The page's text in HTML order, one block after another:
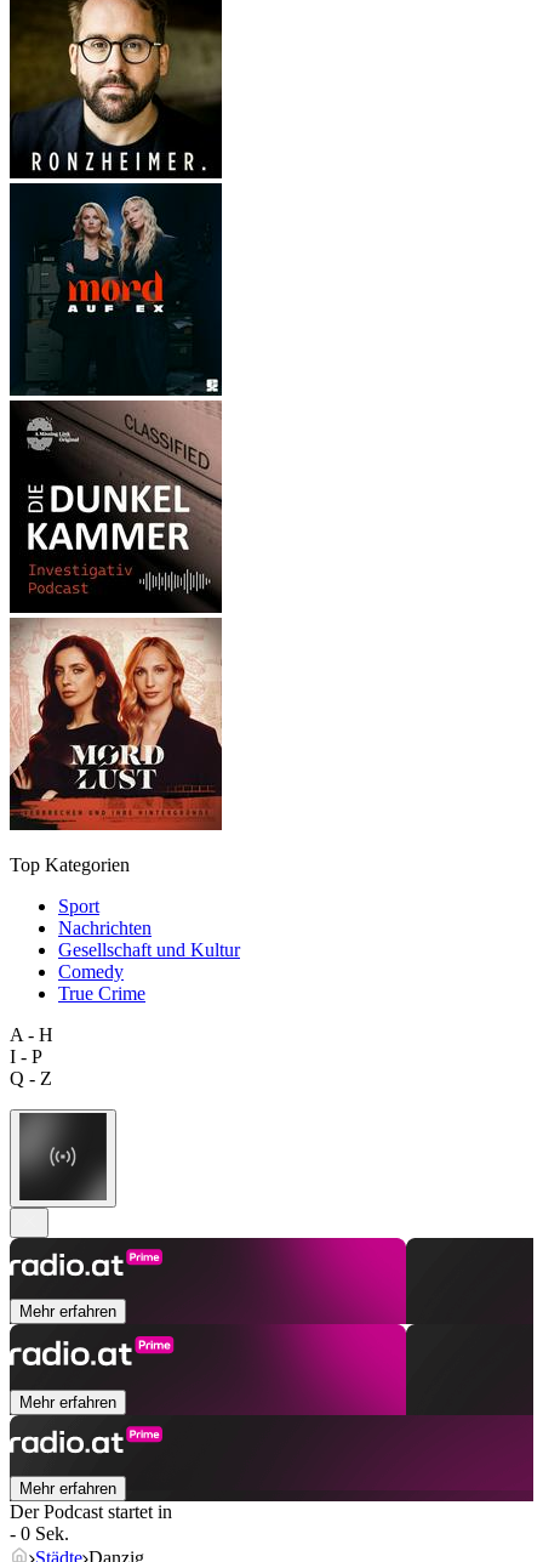
Top Kategorien
Sport
Nachrichten
Gesellschaft und Kultur
Comedy
True Crime
A - H
I - P
Q - Z
Mehr erfahren
Mehr erfahren
Mehr erfahren
Der Podcast startet in
- 0 Sek.